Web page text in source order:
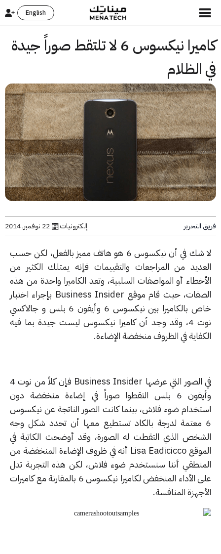
English
كاميرا نيكسوس 6 لا تلتقط صوراً جيدة
إلكترونيات 22 نوفمبر, 2014
لا شك في أن نيكسوس 6 هو هاتف مميز بالفعل، لكن حسب
من المراجعات والتقييمات فإنه يمتلك الكثير من
أو المواصفات السلبية، وتعد الكاميرا واحدة من هذه
الصفات، حيث قام موقع Business Insider بإجراء اختبار
خاص بالكاميرا بين نيكسوس 6 وأيفون 6 بلس و جالاكسي
نوت 4، وقد وجد أن كاميرا نيكسوس ليست جيدة بما فيه
في الظروف منخفضة الإضاءة.
في الصور التي عرضها Business Insider فإن كلاً من نوت 4
وأيفون 6 بلس التقطوا صوراً في إضاءة منخفضة دون
ضوء فلاش، بينما كانت الصور الناتجة عن نيكسوس
معتمة لدرجة بالكاد تستطيع معها أن تحدد شكل وجه
الذي التقطت له الصورة، وقد أوضحت الكاتبة في
الموقع Lisa Eadicicco أنه في ظروف الإضاءة المنخفضة من
أننا سنستخدم ضوء فلاش، لكن هذه التجربة تدل
على الأداء المنخفض لكاميرا نيكسوس 6 بالمقارنة مع كاميرات
المنافسة.